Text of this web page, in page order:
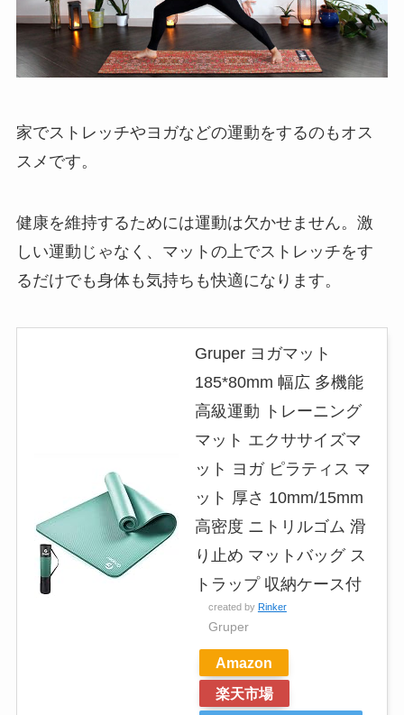
家でストレッチやヨガなどの運動をするのもオス
スメです。
健康を維持するためには運動は欠かせません。激
しい運動じゃなく、マットの上でストレッチをす
るだけでも身体も気持ちも快適になります。
Gruper ヨガマット
185*80mm 幅広 多機能
高級運動 トレーニング
マット エクササイズマ
ット ヨガ ピラティス マ
ット 厚さ 10mm/15mm
高密度 ニトリルゴム 滑
り止め マットバッグ ス
トラップ 収納ケース付
created by Rinker
Gruper
Amazon
楽天市場